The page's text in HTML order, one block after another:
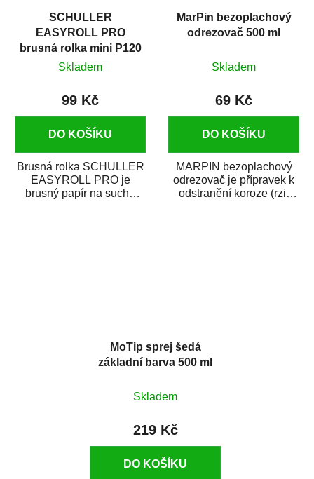
SCHULLER
EASYROLL PRO
brusná rolka mini P120
Skladem
99 Kč
DO KOŠÍKU
Brusná rolka SCHULLER
EASYROLL PRO je
brusný papír na suché
MarPin bezoplachový
odrezovač 500 ml
Skladem
69 Kč
DO KOŠÍKU
MARPIN bezoplachový
odrezovač je přípravek k
odstranění koroze (rzi)
MoTip sprej šedá
základní barva 500 ml
Skladem
219 Kč
DO KOŠÍKU